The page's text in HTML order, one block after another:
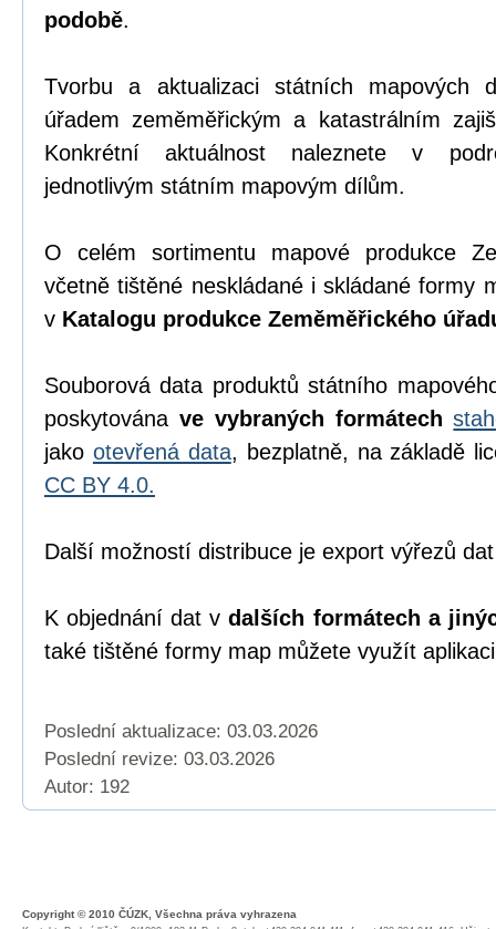
podobě.
Tvorbu a aktualizaci státních mapových
úřadem zeměměřickým a katastrálním
Konkrétní aktuálnost naleznete v
jednotlivým státním mapovým dílům.
O celém sortimentu mapové produkce
včetně tištěné neskládané i skládané formy
v Katalogu produkce Zeměměřického
Souborová data produktů státního
poskytována ve vybraných formátech
jako otevřená data, bezplatně, na základě
CC BY 4.0.
Další možností distribuce je export výřezů
K objednání dat vdalších formátech a
také tištěné formy map můžete využít
Poslední aktualizace: 03.03.2026
Poslední revize: 03.03.2026
Autor: 192
Copyright © 2010 ČÚZK, Všechna práva vyhrazena